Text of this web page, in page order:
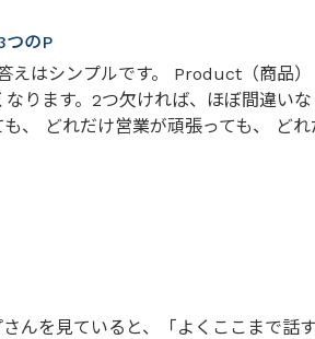
のP
えはシンプルです。 Product（商品
ります。2つ欠ければ、ほぼ間違い
、 どれだけ営業が頑張っても、 ど
を見ていると、「よくここまで話